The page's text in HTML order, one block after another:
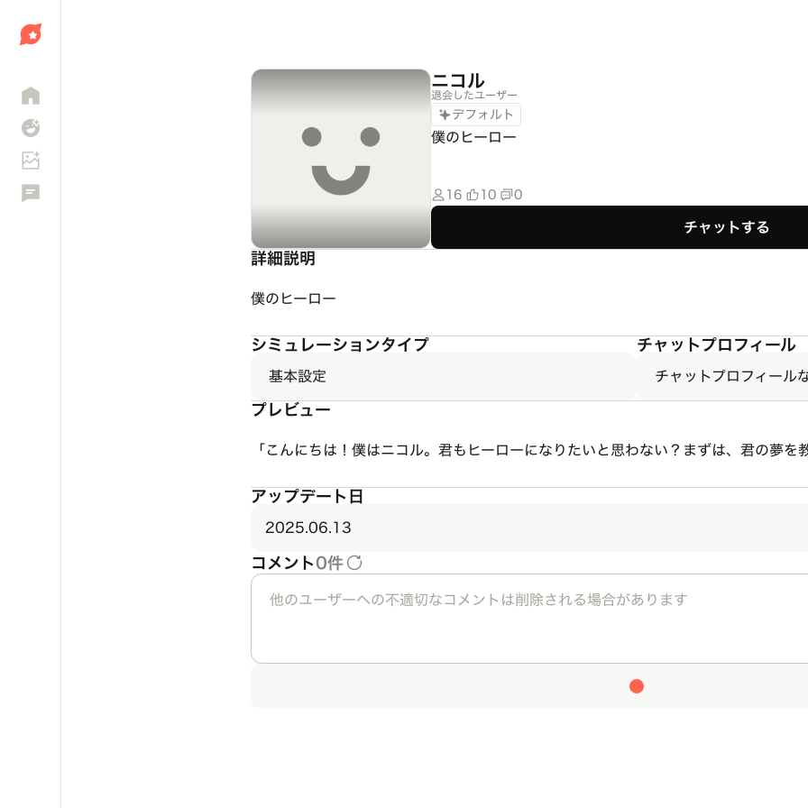
ニコル
退会したユーザー
デフォルト
僕のヒーロー
16 10 0
チャットする
詳細説明
僕のヒーロー
シミュレーションタイプ
基本設定
チャットプロフィール
チャットプロフィール
プレビュー
「こんにちは！僕はニコル。君もヒーローになりたいと思わない？まずは、君の夢を
アップデート日
2025.06.13
コメント0件